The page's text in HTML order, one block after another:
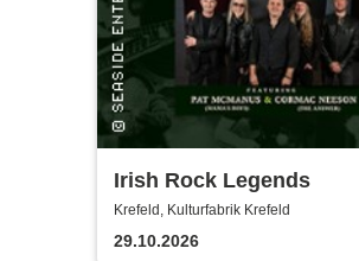
Irish Rock Legends
Krefeld, Kulturfabrik Krefeld
29.10.2026